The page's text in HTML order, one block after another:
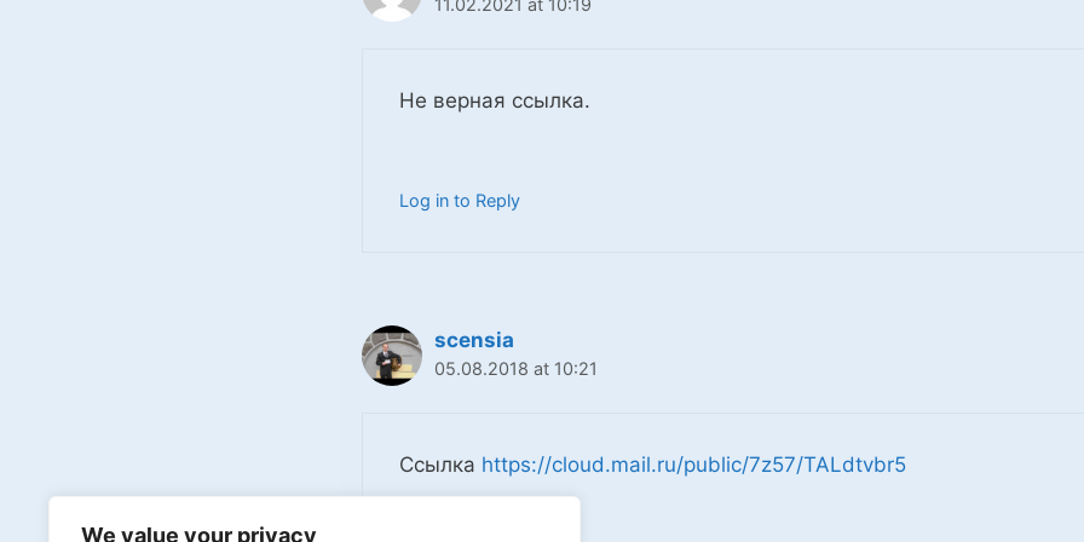
We value your privacy
11.02.2021 at 10:19
Не верная ссылка.
Log in to Reply
scensia
05.08.2018 at 10:21
Ссылка https://cloud.mail.ru/public/7z57/TALdtvbr5